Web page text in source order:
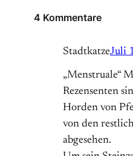
4 Kommentare
StadtkatzeJuli
„Menstruale“
Rezensenten
Horden von
von den
abgesehen.